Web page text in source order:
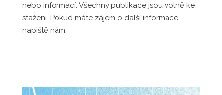
nebo informací. Všechny publikace jsou volně ke
stažení. Pokud máte zájem o další informace,
napiště nám.